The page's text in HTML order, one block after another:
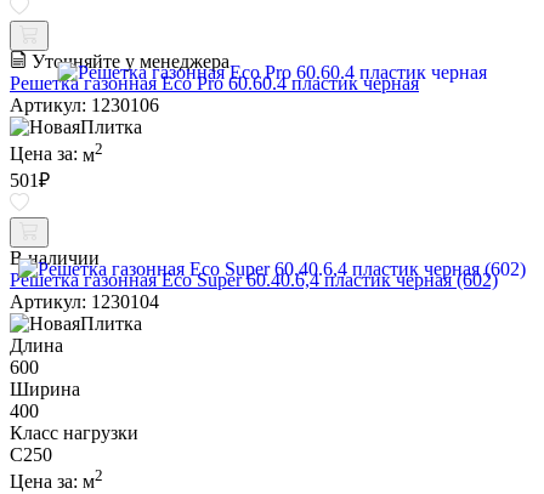
Уточняйте у менеджера
Решетка газонная Eco Pro 60.60.4 пластик черная
Артикул: 1230106
Цена за: м2
501₽
В наличии
Решетка газонная Eco Super 60.40.6,4 пластик черная (602)
Артикул: 1230104
Длина
600
Ширина
400
Класс нагрузки
C250
Цена за: м2